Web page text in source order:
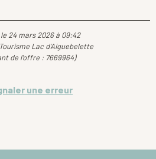
24 mars 2026 à 09:42
Lac d'Aiguebelette
de l'offre : 7669964)
une erreur